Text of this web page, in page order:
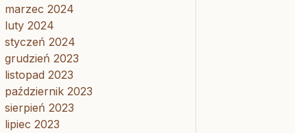
marzec 2024
luty 2024
styczeń 2024
grudzień 2023
listopad 2023
październik 2023
sierpień 2023
lipiec 2023